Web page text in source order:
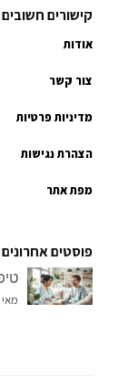
קישורים חשובים
אודות
צור קשר
מדיניות פרטיות
הצהרת נגישות
מפת אתר
פוסטים אחרונים
מאי 21, 2026